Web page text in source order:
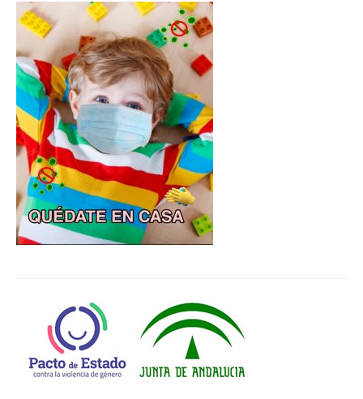
Lengua Castellana y Literatura
Educación física
Ciencias Naturales
Inglés
Religión
Orientación educativa
El Centro
Historia
Ampa
Horario / Organización
Curso académico